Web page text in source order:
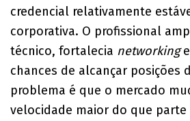
credencial relativamente
corporativa. O profissional
técnico, fortalecia networking
chances de alcançar posições
problema é que o mercado
velocidade maior do que parte